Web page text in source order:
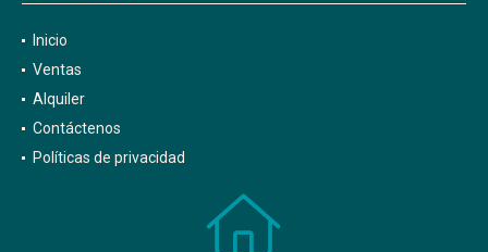
Inicio
Ventas
Alquiler
Contáctenos
Políticas de privacidad